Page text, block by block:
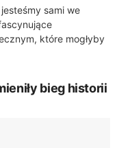
sami we
które mogłyby
bieg historii